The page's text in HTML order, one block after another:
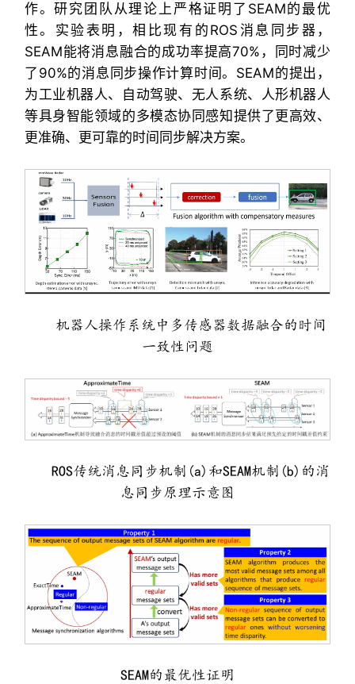
作。研究团队从理论上严格证明了SEAM的最优
性。实验表明，相比现有的ROS消息同步器，
SEAM能将消息融合的成功率提高70%，同时减少
了90%的消息同步操作计算时间。SEAM的提出，
为工业机器人、自动驾驶、无人系统、人形机器人
等具身智能领域的多模态协同感知提供了更高效、
更准确、更可靠的时间同步解决方案。
机器人操作系统中多传感器数据融合的时间
一致性问题
ROS传统消息同步机制(a)和SEAM机制(b)的消
息同步原理示意图
SEAM的最优性证明